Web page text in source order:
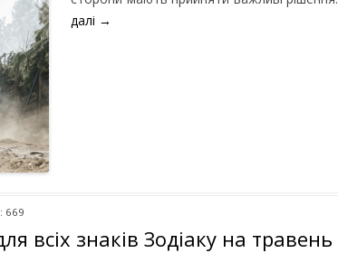
далі →
669
всіх знаків Зодіаку на травень